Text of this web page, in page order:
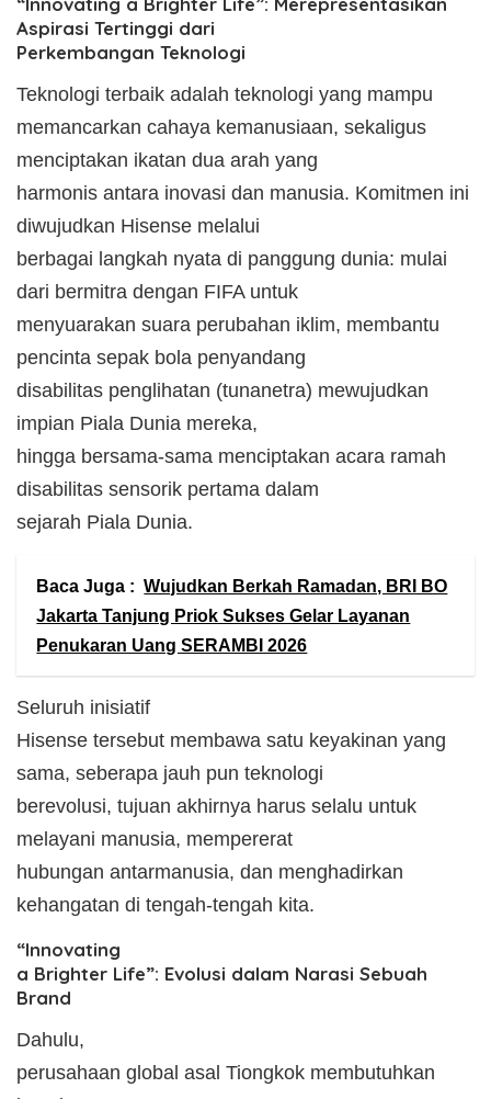
Aspirasi Tertinggi dari
Perkembangan Teknologi
​Teknologi terbaik adalah teknologi yang mampu
memancarkan cahaya kemanusiaan, sekaligus
menciptakan ikatan dua arah yang
harmonis antara inovasi dan manusia. Komitmen ini
diwujudkan Hisense melalui
berbagai langkah nyata di panggung dunia: mulai
dari bermitra dengan FIFA untuk
menyuarakan suara perubahan iklim, membantu
pencinta sepak bola penyandang
disabilitas penglihatan (tunanetra) mewujudkan
impian Piala Dunia mereka,
hingga bersama-sama menciptakan acara ramah
disabilitas sensorik pertama dalam
sejarah Piala Dunia.
Baca Juga : Wujudkan Berkah Ramadan, BRI BO
Jakarta Tanjung Priok Sukses Gelar Layanan
Penukaran Uang SERAMBI 2026
​Seluruh inisiatif
Hisense tersebut membawa satu keyakinan yang
sama, seberapa jauh pun teknologi
berevolusi, tujuan akhirnya harus selalu untuk
melayani manusia, mempererat
hubungan antarmanusia, dan menghadirkan
kehangatan di tengah-tengah kita.
​“Innovating
a Brighter Life”: Evolusi dalam Narasi Sebuah
Brand
​Dahulu,
perusahaan global asal Tiongkok membutuhkan